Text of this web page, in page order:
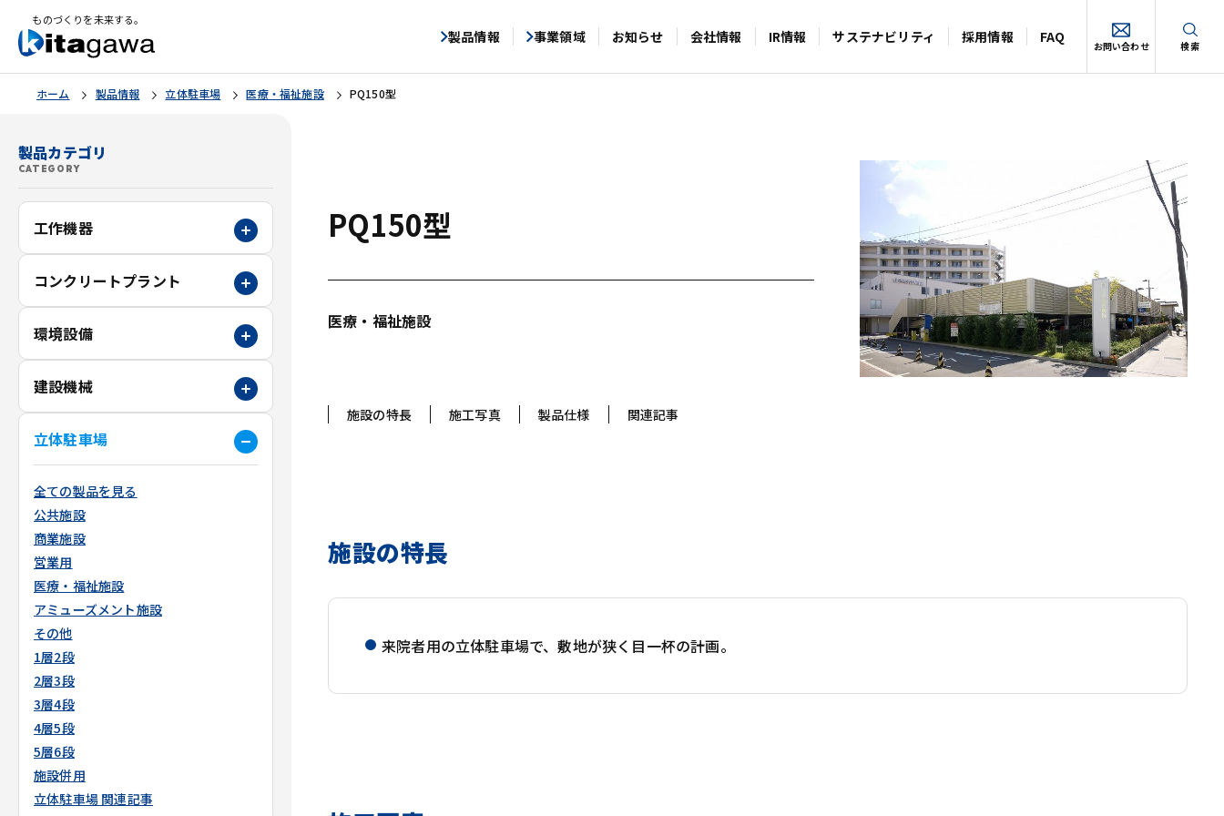
ものづくりを未来する。
製品情報 事業領域 お知らせ 会社情報 IR情報 サステナビリティ 採用情報 FAQ お問い合わせ 検索
ホーム 製品情報 立体駐車場 医療・福祉施設 PQ150型
製品カテゴリ
CATEGORY
工作機器
コンクリートプラント
環境設備
建設機械
立体駐車場
全ての製品を見る
公共施設
商業施設
営業用
医療・福祉施設
アミューズメント施設
その他
1層2段
2層3段
3層4段
4層5段
5層6段
施設併用
立体駐車場 関連記事
PQ150型
医療・福祉施設
施設の特長 施工写真 製品仕様 関連記事
施設の特長
来院者用の立体駐車場で、敷地が狭く目一杯の計画。